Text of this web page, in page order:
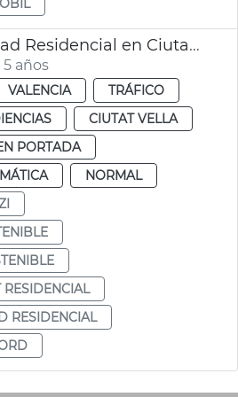
Área de Prioridad Residencial en Ciutat Vella
años
VALENCIA
TRÁFICO
CIUTAT VELLA
PORTADA
NORMAL
RESIDENCIAL
RESIDENCIAL